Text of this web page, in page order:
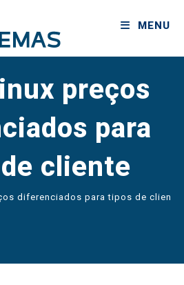
MENU
preços
para
cliente
diferenciados para tipos de cliente